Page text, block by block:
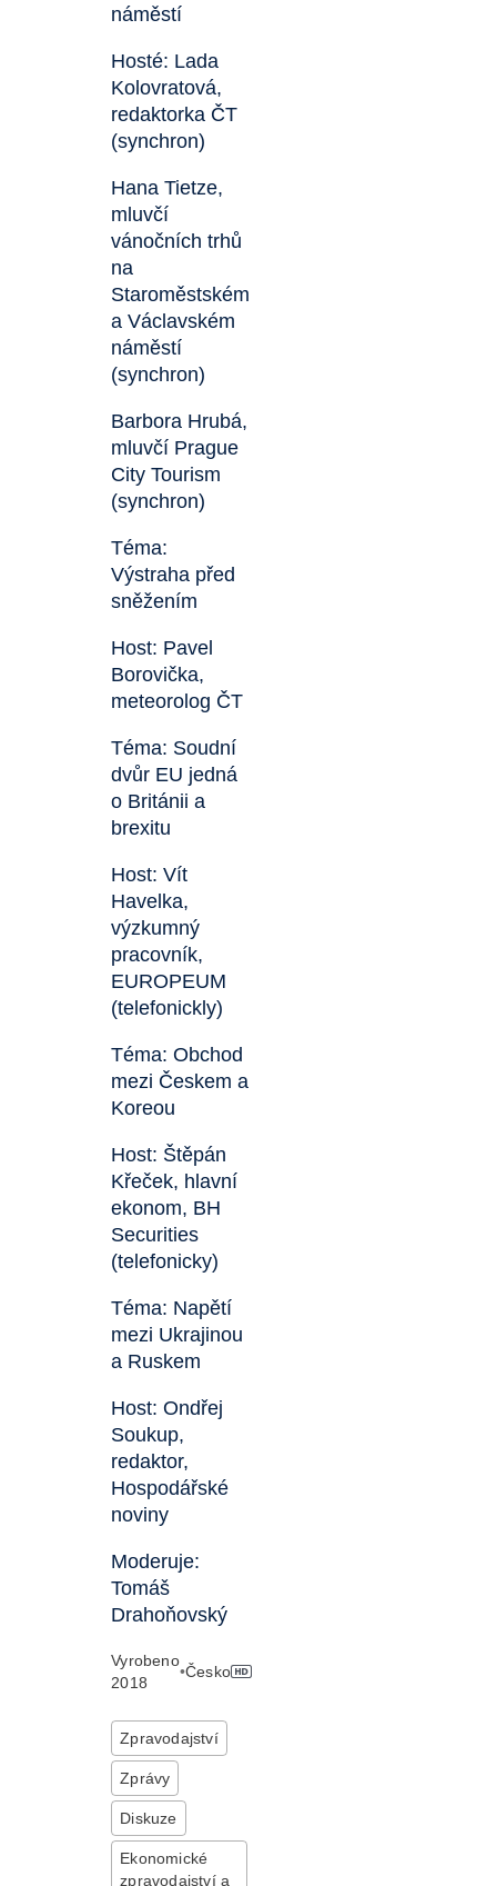
náměstí
Hosté: Lada
Kolovratová,
redaktorka ČT
(synchron)
Hana Tietze,
mluvčí
vánočních trhů
na
Staroměstském
a Václavském
náměstí
(synchron)
Barbora Hrubá,
mluvčí Prague
City Tourism
(synchron)
Téma:
Výstraha před
sněžením
Host: Pavel
Borovička,
meteorolog ČT
Téma: Soudní
dvůr EU jedná
o Británii a
brexitu
Host: Vít
Havelka,
výzkumný
pracovník,
EUROPEUM
(telefonickly)
Téma: Obchod
mezi Českem a
Koreou
Host: Štěpán
Křeček, hlavní
ekonom, BH
Securities
(telefonicky)
Téma: Napětí
mezi Ukrajinou
a Ruskem
Host: Ondřej
Soukup,
redaktor,
Hospodářské
noviny
Moderuje:
Tomáš
Drahoňovský
Vyrobeno
2018
•Česko
Zpravodajství
Zprávy
Diskuze
Ekonomické
zpravodajství a